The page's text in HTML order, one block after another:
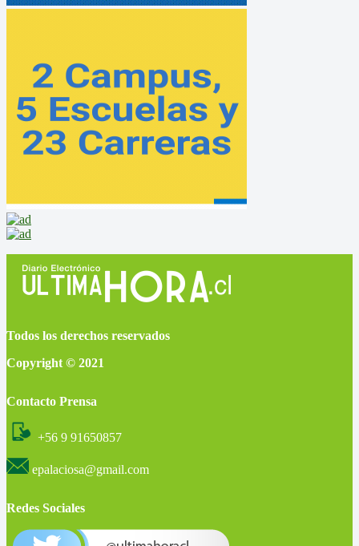
Todos los derechos reservados
Copyright © 2021
Contacto Prensa
+56 9 91650857
epalaciosa@gmail.com
Redes Sociales